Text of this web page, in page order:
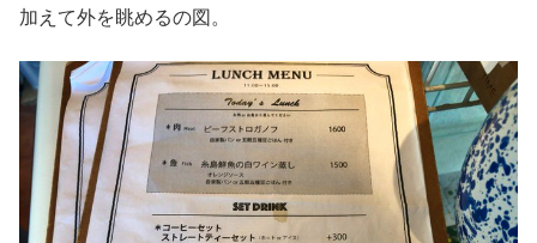
加えて外を眺めるの図。